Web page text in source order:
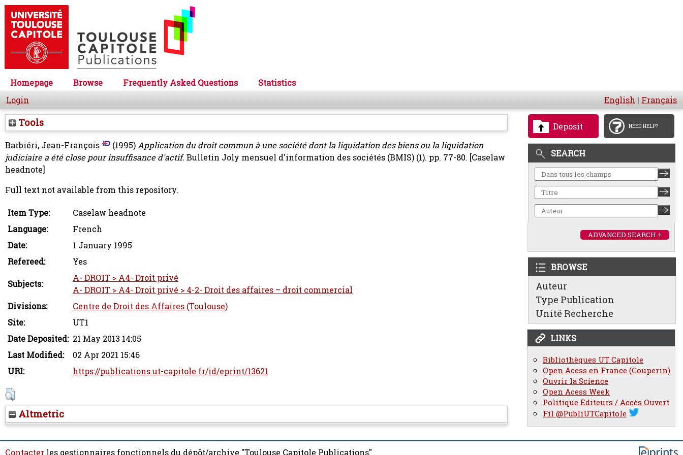
Homepage Browse Frequently Asked Questions
Statistics
Login
English | Français
Deposit NEED HELP?
SEARCH
ADVANCED SEARCH +
BROWSE
Auteur
Type Publication
Unité Recherche
LINKS
Bibliothèques UT Capitole
Open Acess en France (Couperin)
Ouvrir la Science
Open Acess Week
Politique Éditeurs / Accès Ouvert
Fil @PubliUTCapitole
Tools
Barbiéri, Jean-François (1995)Application du droit commun à une société dont la liquidation des biens ou la liquidation
judiciaire a été close pour insuffisance d'actif. Bulletin Joly mensuel d'information des sociétés (BMIS) (1). pp. 77-80. [Caselaw
headnote]
Full text not available from this repository.
Item Type:
Caselaw headnote
Language:
French
Date:
1 January 1995
Refereed:
Yes
Subjects:
A- DROIT > A4- Droit privé
A- DROIT > A4- Droit privé > 4-2- Droit des affaires – droit commercial
Divisions:
Centre de Droit des Affaires (Toulouse)
Site:
UT1
Date Deposited: 21 May 2013 14:05
Last Modified:
02 Apr 2021 15:46
URI:
https://publications.ut-capitole.fr/id/eprint/13621
Altmetric
Contacter les gestionnaires fonctionnels du dépôt/archive "Toulouse Capitole Publications"